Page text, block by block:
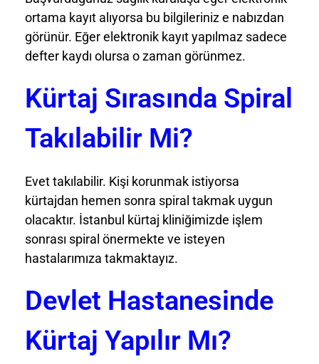
ortama kayıt alıyorsa bu bilgileriniz e nabızdan
görünür. Eğer elektronik kayıt yapılmaz sadece
defter kaydı olursa o zaman görünmez.
Kürtaj Sırasında Spiral
Takılabilir Mi?
Evet takılabilir. Kişi korunmak istiyorsa
kürtajdan hemen sonra spiral takmak uygun
olacaktır. İstanbul kürtaj kliniğimizde işlem
sonrası spiral önermekte ve isteyen
hastalarımıza takmaktayız.
Devlet Hastanesinde
Kürtaj Yapılır Mı?